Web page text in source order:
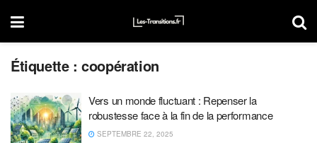
Étiquette :coopération
Vers un monde fluctuant : Repenser la
robustesse face à la fin de la performance
SEPTEMBRE 22, 2025